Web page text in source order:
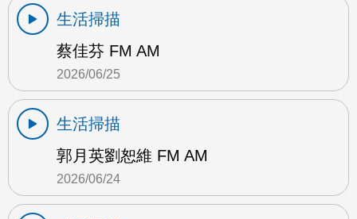
生活掃描
蔡佳芬 FM AM
2026/06/25
生活掃描
郭月英劉恕維 FM AM
2026/06/24